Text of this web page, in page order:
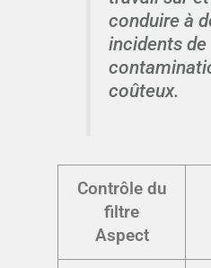
conduire à
incidents de
coûteux.
Contrôle du
filtre
Aspect